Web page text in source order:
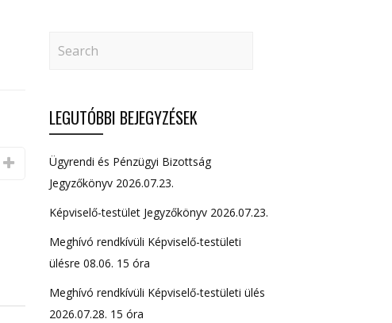
LEGUTÓBBI BEJEGYZÉSEK
Ügyrendi és Pénzügyi Bizottság
Jegyzőkönyv 2026.07.23.
Képviselő-testület Jegyzőkönyv 2026.07.23.
Meghívó rendkívüli Képviselő-testületi
ülésre 08.06. 15 óra
Meghívó rendkívüli Képviselő-testületi ülés
2026.07.28. 15 óra